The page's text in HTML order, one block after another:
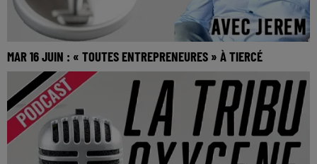
MAR 16 JUIN : « TOUTES ENTREPRENEURES » À TIERCÉ
MAR 16 JUIN : « Toutes Entrepreneures » à Tiercé